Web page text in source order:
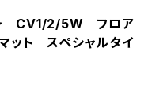
CV1/2/5W フロア
ット スペシャルタイ